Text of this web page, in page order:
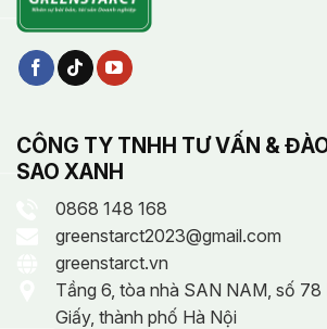
CÔNG TY TNHH TƯ VẤN &
SAO XANH
0868 148 168
greenstarct2023@gmail.com
greenstarct.vn
Tầng 6, tòa nhà SAN NAM, số 78
Giấy, thành phố Hà Nội